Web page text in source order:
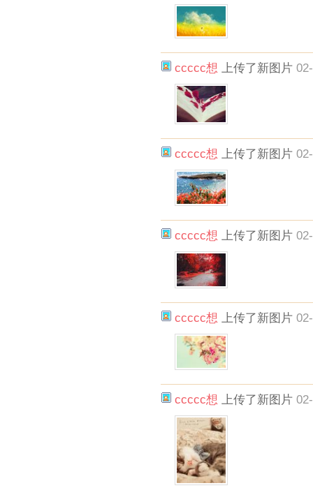
ccccc想 上传了新图片
ccccc想 上传了新图片
ccccc想 上传了新图片
ccccc想 上传了新图片
ccccc想 上传了新图片